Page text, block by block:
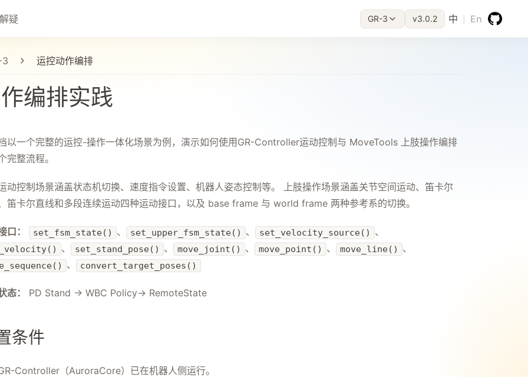
解疑 GR-3 v3.0.2 中 | En
3 运控动作编排
编排实践
以一个完整的运控-操作一体化场景为例，演示如何使用GR-Controller运动控制与 MoveTools 上肢操作编排
完整流程。
动控制场景涵盖状态机切换、速度指令设置、机器人姿态控制等。 上肢操作场景涵盖关节空间运动、笛卡尔
笛卡尔直线和多段连续运动四种运动接口，以及 base frame 与 world frame 两种参考系的切换。
口： set_fsm_state() 、 set_upper_fsm_state() 、 set_velocity_source() 、
、 set_stand_pose() 、 move_joint() 、 move_point() 、 move_line() 、
、 convert_target_poses()
态： PD Stand → WBC Policy→ RemoteState
条件
Controller（AuroraCore）已在机器人侧运行。